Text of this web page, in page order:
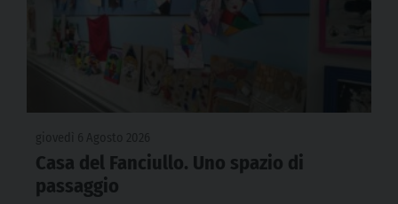
Casa del Fanciullo. Uno spazio di
passaggio